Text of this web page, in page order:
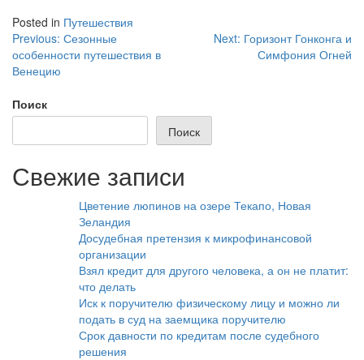
Posted in Путешествия
Навигация
по
записям
Previous: Сезонные
особенности путешествия в
Венецию
Next: Горизонт Гонконга и
Симфония Огней
Поиск
Поиск
Свежие записи
Цветение люпинов на озере Текапо, Новая
Зеландия
Досудебная претензия к микрофинансовой
организации
Взял кредит для другого человека, а он не платит:
что делать
Иск к поручителю физическому лицу и можно ли
подать в суд на заемщика поручителю
Срок давности по кредитам после судебного
решения